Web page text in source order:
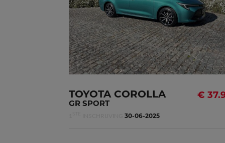
TOYOTA COROLLA
GR SPORT
30-06-2025
€
Waarborg 107
Deuren